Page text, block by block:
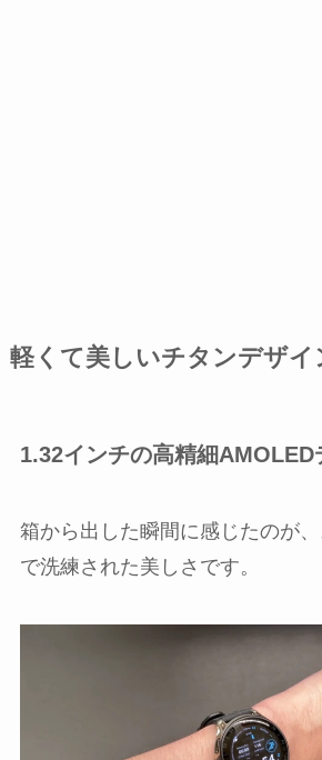
軽くて美しいチタンデザイ
1.32インチの高精細AMOLED
箱から出した瞬間に感じたのが
で洗練された美しさです。